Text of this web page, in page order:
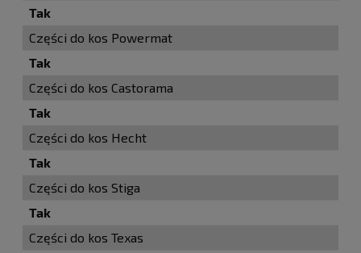
Tak
Części do kos Powermat
Tak
Części do kos Castorama
Tak
Części do kos Hecht
Tak
Części do kos Stiga
Tak
Części do kos Texas